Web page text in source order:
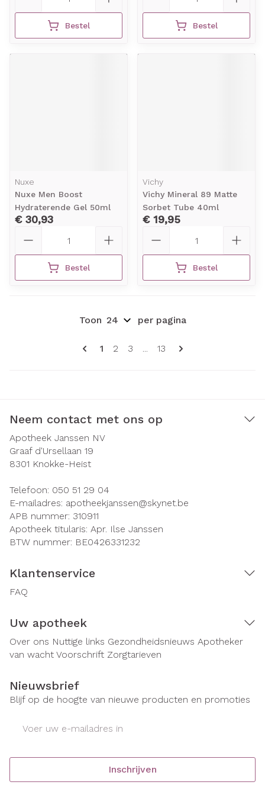
Bestel Bestel
Nuxe
Nuxe Men Boost
Hydraterende Gel 50ml
€ 30,93
Bestel
Vichy
Vichy Mineral 89 Matte
Sorbet Tube 40ml
€ 19,95
Bestel
Pagina's
U lees momenteel pagina
1 Pagina
2 Pagina
3 ... Pagina
13
Toon per pagina
Neem contact met ons op
Apotheek Janssen NV
Graaf d'Ursellaan 19
8301 Knokke-Heist
Telefoon: 050 51 29 04
E-mailadres: apotheekjanssen@skynet.be
APB nummer: 310911
Apotheek titularis: Apr. Ilse Janssen
BTW nummer: BE0426331232
Klantenservice
FAQ
Uw apotheek
Over ons Nuttige links Gezondheidsnieuws Apotheker
van wacht Voorschrift Zorgtarieven
Nieuwsbrief
Blijf op de hoogte van nieuwe producten en promoties
Inschrijven